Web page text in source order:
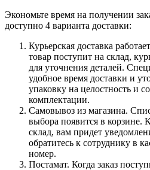
Экономьте время на получении
доступно 4 варианта доставки:
Курьерская доставка
товар поступит на склад,
для уточнения деталей.
удобное время доставки и
упаковку на целостность и
комплектации.
Самовывоз из магазина.
выбора появится в корзине.
склад, вам придет
обратитесь к сотруднику в
номер.
Постамат. Когда заказ